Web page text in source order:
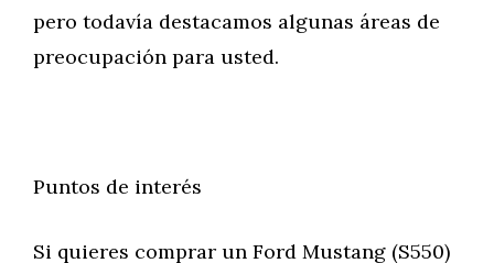
pero todavía destacamos algunas áreas de
preocupación para usted.
Puntos de interés
Si quieres comprar un Ford Mustang (S550)